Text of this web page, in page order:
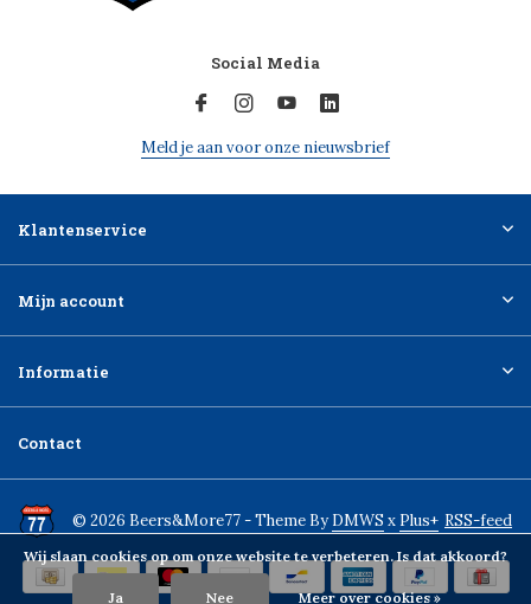
Social Media
Meld je aan voor onze nieuwsbrief
Klantenservice
Mijn account
Informatie
Contact
© 2026 Beers&More77 - Theme ByDMWS x Plus+ RSS-feed
Wij slaan cookies op om onze website te verbeteren. Is dat akkoord?
Ja Nee Meer over cookies »